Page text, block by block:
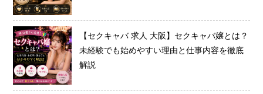
【セクキャバ 求人 大阪】セクキャバ嬢とは？
未経験でも始めやすい理由と仕事内容を徹底
解説